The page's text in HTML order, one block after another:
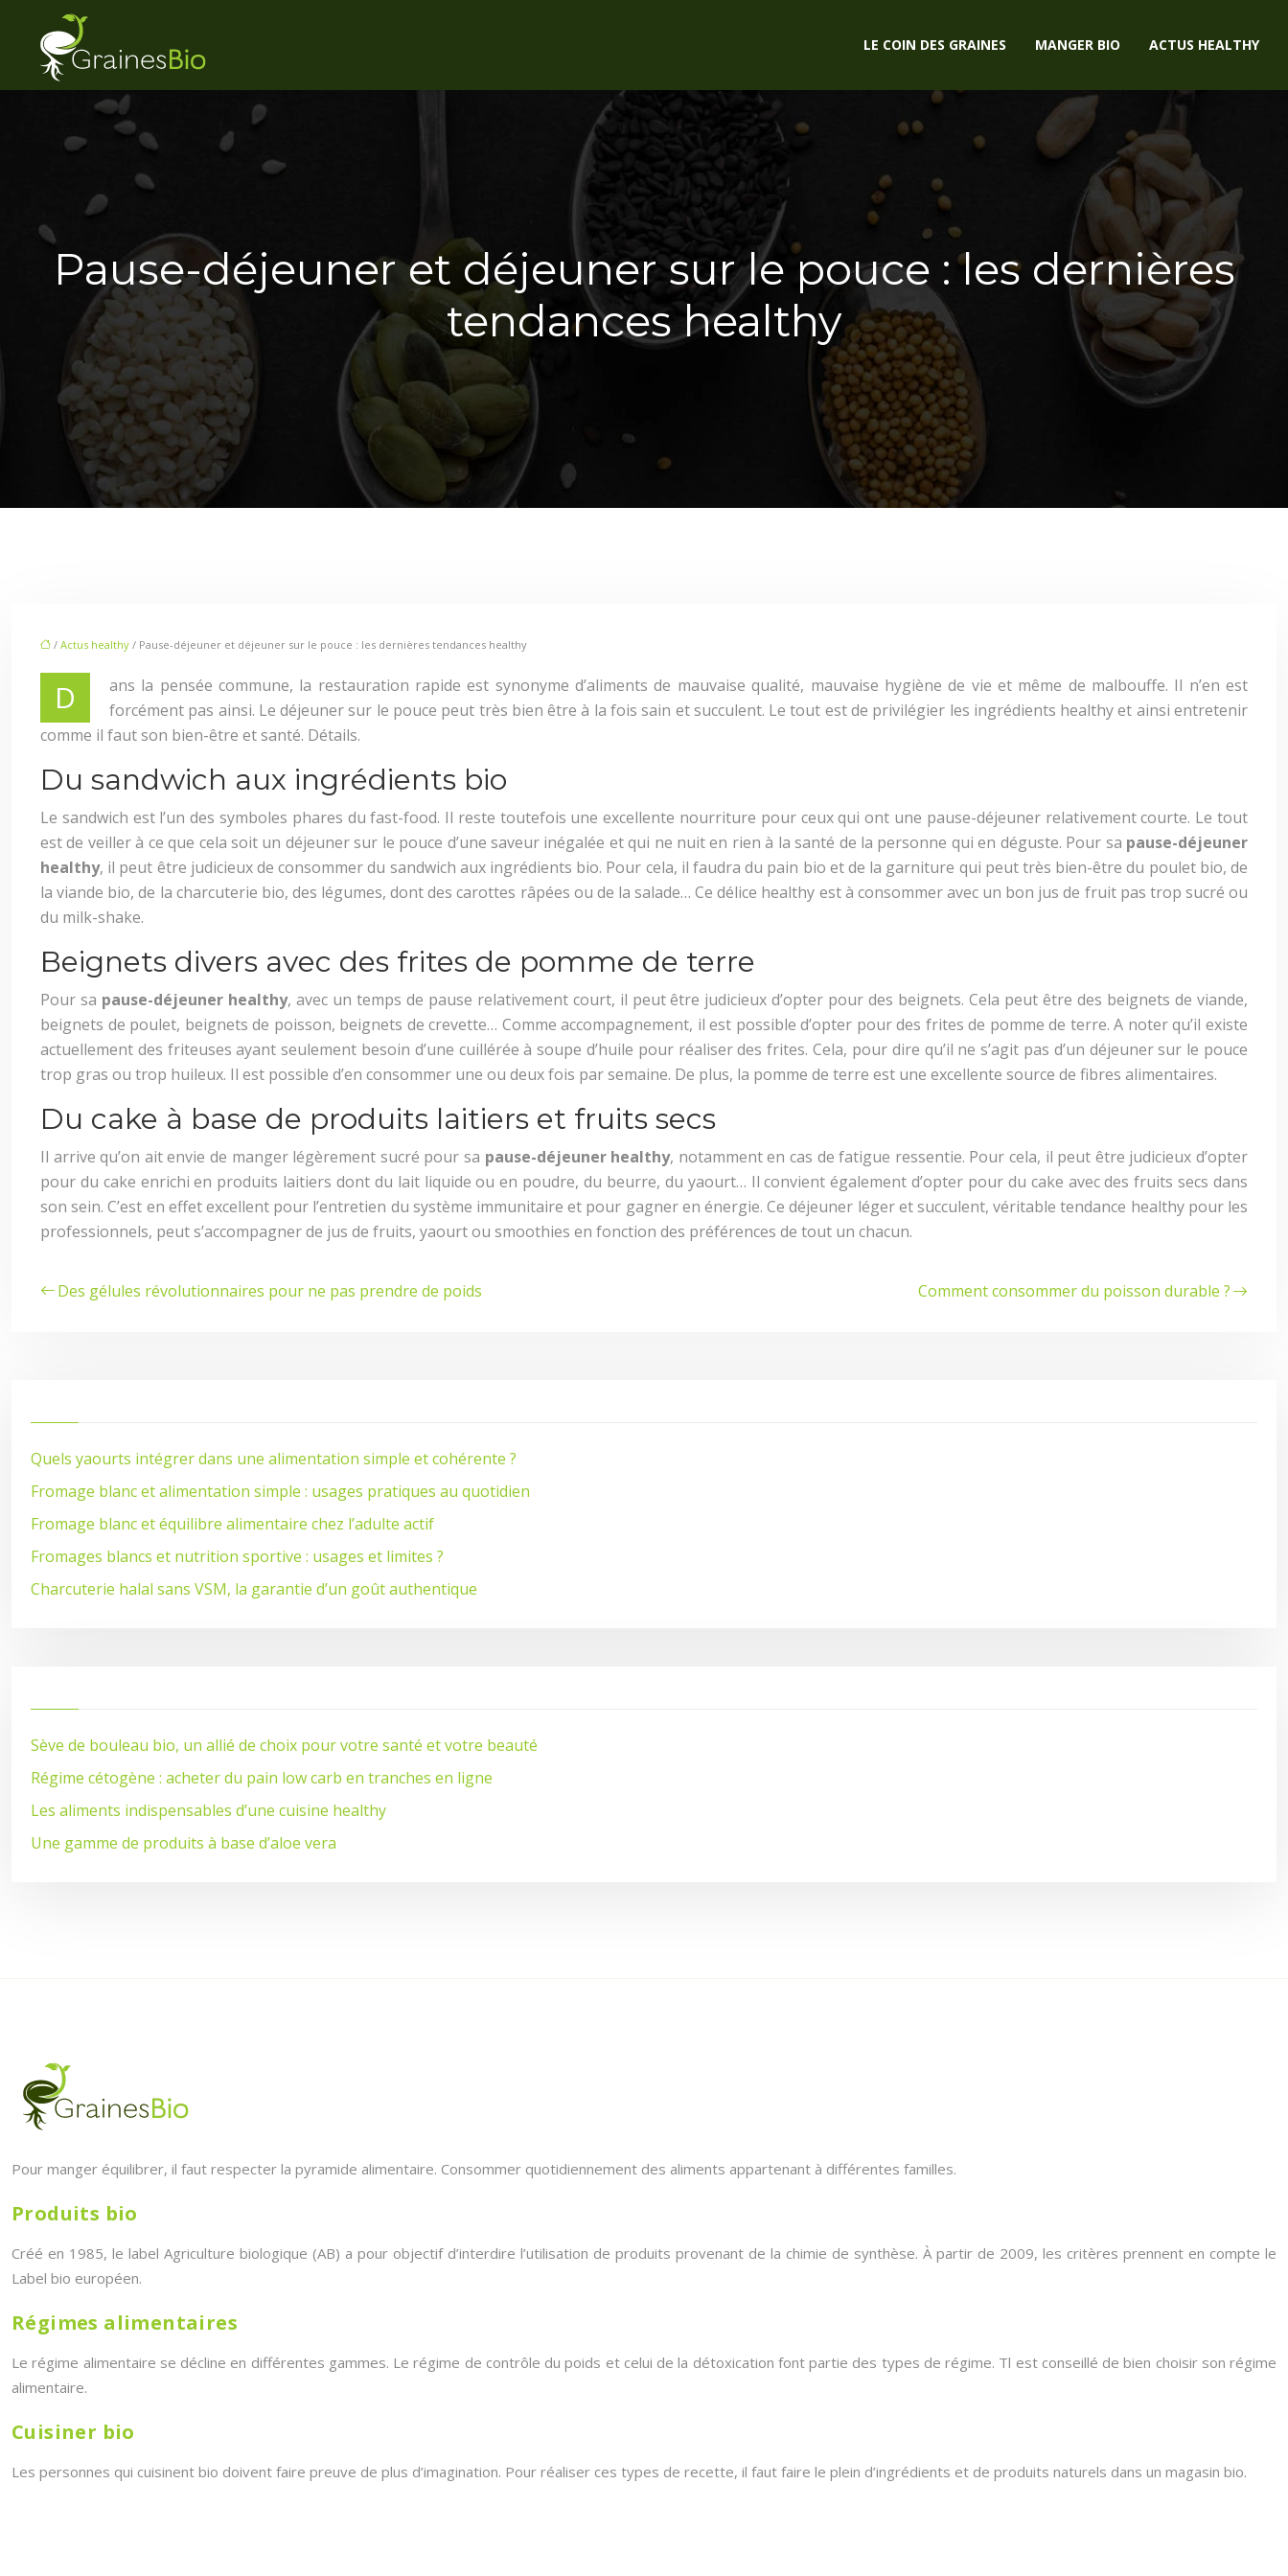
LE COIN DES GRAINES MANGER BIO ACTUS HEALTHY
Pause-déjeuner et déjeuner sur le pouce : les dernières
tendances healthy
/ Actus healthy / Pause-déjeuner et déjeuner sur le pouce : les dernières tendances healthy
D
ans la pensée commune, la restauration rapide est synonyme d’aliments de mauvaise qualité, mauvaise hygiène de vie et même de malbouffe. Il n’en est
forcément pas ainsi. Le déjeuner sur le pouce peut très bien être à la fois sain et succulent. Le tout est de privilégier les ingrédients healthy et ainsi entretenir
comme il faut son bien-être et santé. Détails.
Du sandwich aux ingrédients bio
Le sandwich est l’un des symboles phares du fast-food. Il reste toutefois une excellente nourriture pour ceux qui ont une pause-déjeuner relativement courte. Le tout
est de veiller à ce que cela soit un déjeuner sur le pouce d’une saveur inégalée et qui ne nuit en rien à la santé de la personne qui en déguste. Pour sa pause-déjeuner
healthy, il peut être judicieux de consommer du sandwich aux ingrédients bio. Pour cela, il faudra du pain bio et de la garniture qui peut très bien-être du poulet bio, de
la viande bio, de la charcuterie bio, des légumes, dont des carottes râpées ou de la salade… Ce délice healthy est à consommer avec un bon jus de fruit pas trop sucré ou
du milk-shake.
Beignets divers avec des frites de pomme de terre
Pour sa pause-déjeuner healthy, avec un temps de pause relativement court, il peut être judicieux d’opter pour des beignets. Cela peut être des beignets de viande,
beignets de poulet, beignets de poisson, beignets de crevette… Comme accompagnement, il est possible d’opter pour des frites de pomme de terre. A noter qu’il existe
actuellement des friteuses ayant seulement besoin d’une cuillérée à soupe d’huile pour réaliser des frites. Cela, pour dire qu’il ne s’agit pas d’un déjeuner sur le pouce
trop gras ou trop huileux. Il est possible d’en consommer une ou deux fois par semaine. De plus, la pomme de terre est une excellente source de fibres alimentaires.
Du cake à base de produits laitiers et fruits secs
Il arrive qu’on ait envie de manger légèrement sucré pour sa pause-déjeuner healthy, notamment en cas de fatigue ressentie. Pour cela, il peut être judicieux d’opter
pour du cake enrichi en produits laitiers dont du lait liquide ou en poudre, du beurre, du yaourt… Il convient également d’opter pour du cake avec des fruits secs dans
son sein. C’est en effet excellent pour l’entretien du système immunitaire et pour gagner en énergie. Ce déjeuner léger et succulent, véritable tendance healthy pour les
professionnels, peut s’accompagner de jus de fruits, yaourt ou smoothies en fonction des préférences de tout un chacun.
Des gélules révolutionnaires pour ne pas prendre de poids Comment consommer du poisson durable ?
Quels yaourts intégrer dans une alimentation simple et cohérente ?
Fromage blanc et alimentation simple : usages pratiques au quotidien
Fromage blanc et équilibre alimentaire chez l’adulte actif
Fromages blancs et nutrition sportive : usages et limites ?
Charcuterie halal sans VSM, la garantie d’un goût authentique
Sève de bouleau bio, un allié de choix pour votre santé et votre beauté
Régime cétogène : acheter du pain low carb en tranches en ligne
Les aliments indispensables d’une cuisine healthy
Une gamme de produits à base d’aloe vera
Pour manger équilibrer, il faut respecter la pyramide alimentaire. Consommer quotidiennement des aliments appartenant à différentes familles.
Produits bio
Créé en 1985, le label Agriculture biologique (AB) a pour objectif d’interdire l’utilisation de produits provenant de la chimie de synthèse. À partir de 2009, les critères prennent en compte le
Label bio européen.
Régimes alimentaires
Le régime alimentaire se décline en différentes gammes. Le régime de contrôle du poids et celui de la détoxication font partie des types de régime. Tl est conseillé de bien choisir son régime
alimentaire.
Cuisiner bio
Les personnes qui cuisinent bio doivent faire preuve de plus d’imagination. Pour réaliser ces types de recette, il faut faire le plein d’ingrédients et de produits naturels dans un magasin bio.